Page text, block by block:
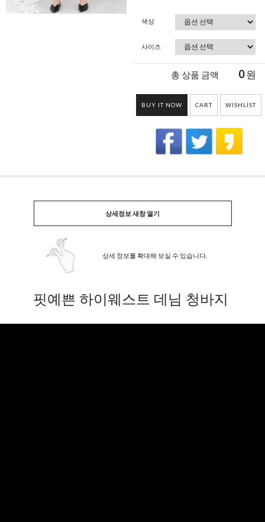
색상
사이즈
총 상품 금액 0원
BUY IT NOW CART WISHLIST
상세정보 새창 열기
상세 정보를 확대해 보실 수 있습니다.
핏예쁜 하이웨스트 데님 청바지